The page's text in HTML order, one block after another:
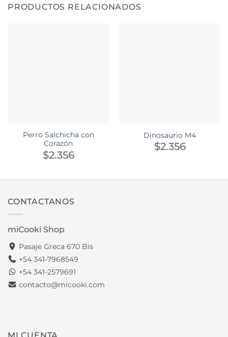
PRODUCTOS RELACIONADOS
Perro Salchicha con
Corazón
$2.356
Dinosaurio M4
$2.356
CONTACTANOS
miCooki Shop
Pasaje Greca 670 Bis
+54 341-7968549
+54 341-2579691
contacto@micooki.com